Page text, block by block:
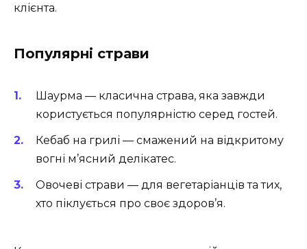
клієнта.
Популярні страви
Шаурма — класична страва, яка завжди
користується популярністю серед гостей.
Кебаб на грилі — смажений на відкритому
вогні м’ясний делікатес.
Овочеві страви — для вегетаріанців та тих,
хто піклується про своє здоров’я.